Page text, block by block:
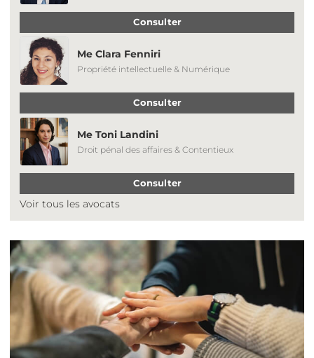
Consulter
Me Clara Fenniri
Propriété intellectuelle & Numérique
Consulter
Me Toni Landini
Droit pénal des affaires & Contentieux
Consulter
Voir tous les avocats